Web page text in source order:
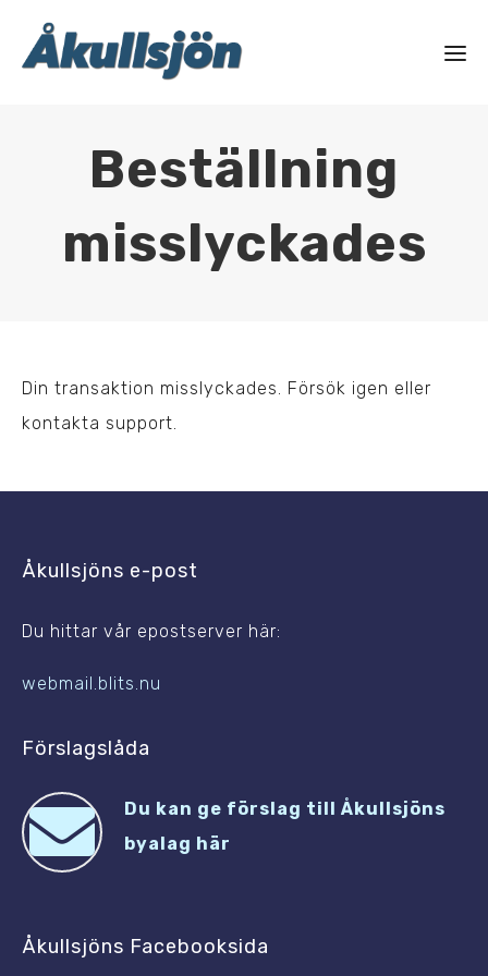
Beställning
misslyckades
Din transaktion misslyckades. Försök igen eller
kontakta support.
Åkullsjöns e-post
Du hittar vår epostserver här:
webmail.blits.nu
Förslagslåda
Du kan ge förslag till Åkullsjöns
byalag här
Åkullsjöns Facebooksida